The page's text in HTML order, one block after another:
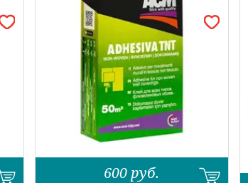
600 руб.